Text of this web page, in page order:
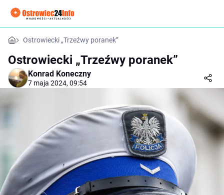
Ostrowiecki „Trzeźwy poranek”
Ostrowiecki „Trzeźwy poranek”
Konrad Koneczny
7 maja 2024, 09:54